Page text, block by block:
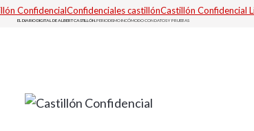
ConfidencialConfidenciales castillónCastillón Confidencial
EL DIARIO DIGITAL DE ALBERT CASTILLÓN. PERIODISMO INCÓMODO CON DATOS Y PRUEBAS